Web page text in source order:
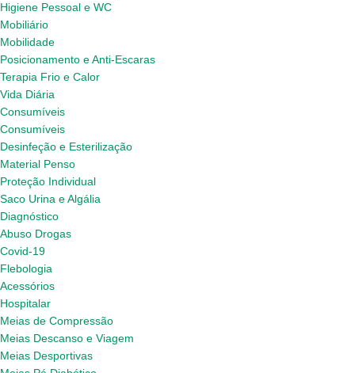
Higiene Pessoal e WC
Mobiliário
Mobilidade
Posicionamento e Anti-Escaras
Terapia Frio e Calor
Vida Diária
Consumíveis
Consumíveis
Desinfeção e Esterilização
Material Penso
Proteção Individual
Saco Urina e Algália
Diagnóstico
Abuso Drogas
Covid-19
Flebologia
Acessórios
Hospitalar
Meias de Compressão
Meias Descanso e Viagem
Meias Desportivas